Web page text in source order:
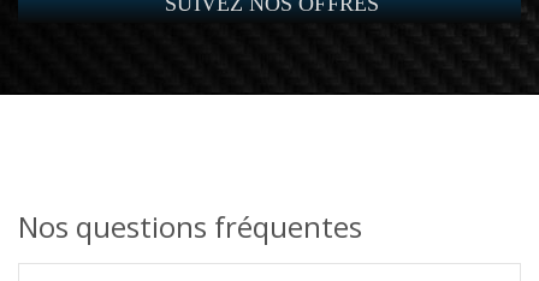
Nos questions fréquentes